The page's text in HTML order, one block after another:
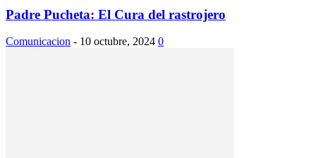
Padre Pucheta: El Cura del rastrojero
Comunicacion - 10 octubre, 2024 0